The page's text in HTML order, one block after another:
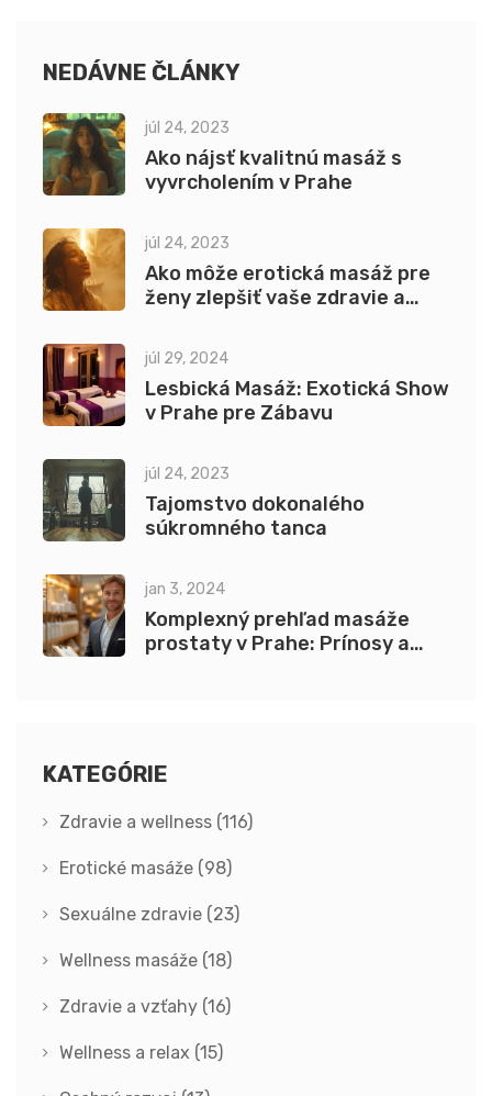
NEDÁVNE ČLÁNKY
júl 24, 2023
Ako nájsť kvalitnú masáž s
vyvrcholením v Prahe
júl 24, 2023
Ako môže erotická masáž pre
ženy zlepšiť vaše zdravie a
júl 29, 2024
Lesbická Masáž: Exotická Show
v Prahe pre Zábavu
júl 24, 2023
Tajomstvo dokonalého
súkromného tanca
jan 3, 2024
Komplexný prehľad masáže
prostaty v Prahe: Prínosy a
KATEGÓRIE
Zdravie a wellness (116)
Erotické masáže (98)
Sexuálne zdravie (23)
Wellness masáže (18)
Zdravie a vzťahy (16)
Wellness a relax (15)